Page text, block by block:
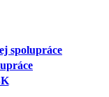
spolupráce